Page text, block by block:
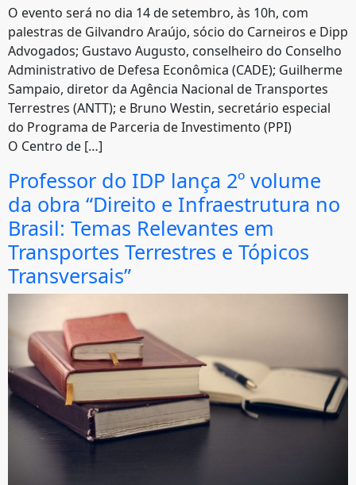
O evento será no dia 14 de setembro, às 10h, com
palestras de Gilvandro Araújo, sócio do Carneiros e Dipp
Advogados; Gustavo Augusto, conselheiro do Conselho
Administrativo de Defesa Econômica (CADE); Guilherme
Sampaio, diretor da Agência Nacional de Transportes
Terrestres (ANTT); e Bruno Westin, secretário especial
do Programa de Parceria de Investimento (PPI)
O Centro de […]
Professor do IDP lança 2º volume
da obra “Direito e Infraestrutura no
Brasil: Temas Relevantes em
Transportes Terrestres e Tópicos
Transversais”